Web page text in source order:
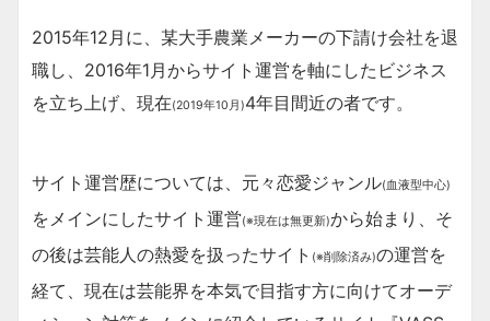
2015年12月に、某大手農業メーカーの下請け会社を退
職し、2016年1月からサイト運営を軸にしたビジネス
を立ち上げ、現在(2019年10月)4年目間近の者です。
サイト運営歴については、元々恋愛ジャンル(血液型中心)
をメインにしたサイト運営(※現在は無更新)から始まり、そ
の後は芸能人の熱愛を扱ったサイト (※削除済み)の運営を
経て、現在は芸能界を本気で目指す方に向けてオーデ